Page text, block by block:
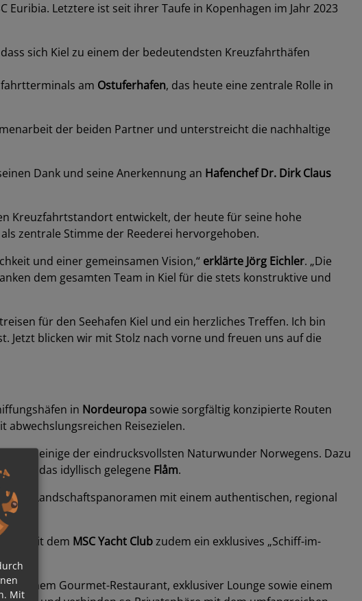
Euribia. Letztere ist seit ihrer Taufe in Kopenhagen im Jahr 2023
sich Kiel zu einem der bedeutendsten Kreuzfahrthäfen
am Ostuferhafen, das heute eine zentrale Rolle in
der beiden Partner und unterstreicht die nachhaltige
Dank und seine Anerkennung an Hafenchef Dr. Dirk Claus
Kreuzfahrtstandort entwickelt, der heute für seine hohe
zentrale Stimme der Reederei hervorgehoben.
und einer gemeinsamen Vision,“ erklärte Jörg Eichler. „Die
dem gesamten Team in Kiel für die stets konstruktive und
für den Seehafen Kiel und ein herzliches Treffen. Ich bin
Jetzt blicken wir mit Stolz nach vorne und freuen uns auf die
in Nordeuropa sowie sorgfältig konzipierte Routen
Reisezielen.
in einige der eindrucksvollsten Naturwunder Norwegens. Dazu
sowie das idyllisch gelegene Flåm.
Landschaftspanoramen mit einem authentischen, regional
mit dem MSC Yacht Clubzudem ein exklusives „Schiff-im-
eigenem Gourmet-Restaurant, exklusiver Lounge sowie einem
Mit